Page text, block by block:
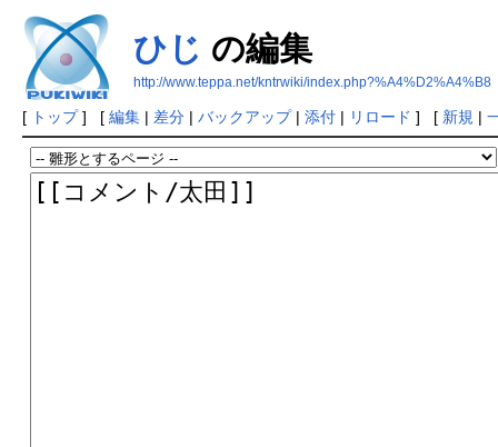
ひじ の編集
http://www.teppa.net/kntrwiki/index.php?%A4%D2%A4%B8
[ トップ] [ 編集| 差分| バックアップ| 添付| リロード ] [ 新規 |